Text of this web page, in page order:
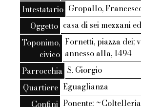
Intestatario Gropallo,
Oggetto casa di sei mezzani
Toponimo,
civico
Fornetti, piazza dei;
annesso alla, 1494
Parrocchia S. Giorgio
Quartiere Eguaglianza
Confini Ponente: